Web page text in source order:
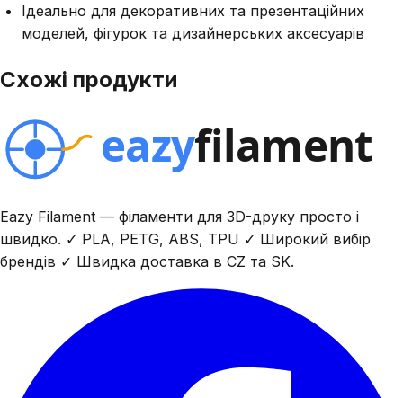
Ідеально для декоративних та презентаційних
моделей, фігурок та дизайнерських аксесуарів
Схожі продукти
Eazy Filament — філаменти для 3D-друку просто і
швидко. ✓ PLA, PETG, ABS, TPU ✓ Широкий вибір
брендів ✓ Швидка доставка в CZ та SK.